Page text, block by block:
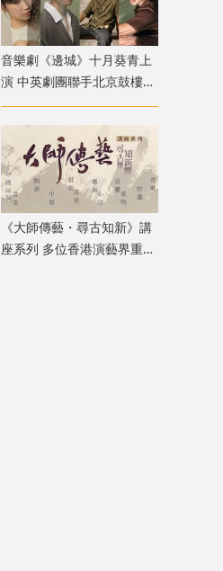
音樂劇《邊城》十月葵青上
演 中英劇團聯手北京鼓樓西
戲劇 演繹湘西純美與遺憾
《大師傳藝・尋古知新》講
座系列 多位香港演藝界重量